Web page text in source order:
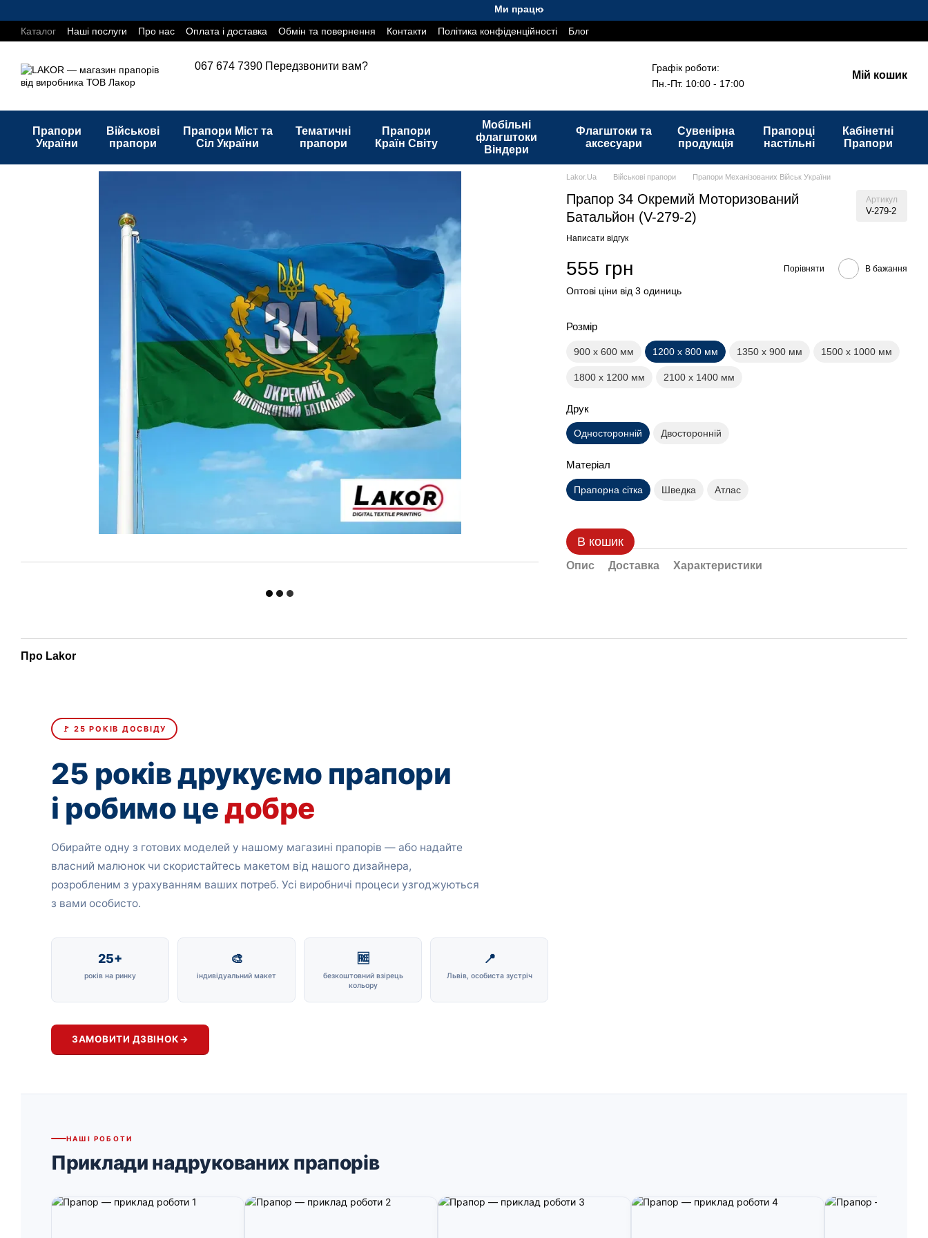
Ми працюємо. Все буде Україна!
Каталог
Наші послуги Про нас Оплата і доставка Обмін та повернення Контакти Політика конфіденційності Блог
067 674 7390 Передзвонити вам?
Графік роботи:
Пн.-Пт. 10:00 - 17:00
Мій кошик
Прапори
України
Військові
прапори
Прапори Міст та
Сіл України
Тематичні
прапори
Прапори
Країн Світу
Мобільні
флагштоки
Віндери
Флагштоки та
аксесуари
Сувенірна
продукція
Прапорці
настільні
Кабінетні
Прапори
Lakor.Ua Військові прапори Прапори Механізованих Військ України
Прапор 34 Окремий Моторизований
Батальйон (V-279-2)
Артикул
V-279-2
Написати відгук
555 грн Порівняти В бажання
Оптові ціни від 3 одиниць
Розмір
900 х 600 мм 1200 х 800 мм 1350 х 900 мм 1500 х 1000 мм
1800 х 1200 мм 2100 х 1400 мм
Друк
Односторонній Двосторонній
Матеріал
Прапорна сітка Шведка Атлас
В кошик
Опис Доставка Характеристики
Про Lakor
🚩 25 РОКІВ ДОСВІДУ
25 років друкуємо прапори
і робимо цедобре
Обирайте одну з готових моделей у нашому магазині прапорів — або надайте
власний малюнок чи скористайтесь макетом від нашого дизайнера,
розробленим з урахуванням ваших потреб. Усі виробничі процеси узгоджуються
з вами особисто.
25+
років на ринку
🎨
індивідуальний макет
🆓
безкоштовний взірець
кольору
📍
Львів, особиста зустріч
ЗАМОВИТИ ДЗВІНОК→
НАШІ РОБОТИ
Приклади надрукованих прапорів